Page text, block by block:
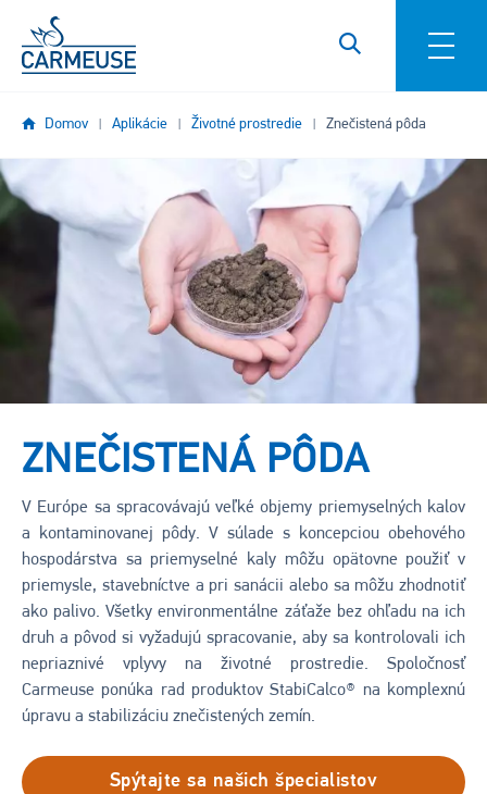
Skočiť na hlavný obsah
Domov Aplikácie Životné prostredie Znečistená pôda
ZNEČISTENÁ PÔDA
V Európe sa spracovávajú veľké objemy priemyselných kalov
a kontaminovanej pôdy. V súlade s koncepciou obehového
hospodárstva sa priemyselné kaly môžu opätovne použiť v
priemysle, stavebníctve a pri sanácii alebo sa môžu zhodnotiť
ako palivo. Všetky environmentálne záťaže bez ohľadu na ich
druh a pôvod si vyžadujú spracovanie, aby sa kontrolovali ich
nepriaznivé vplyvy na životné prostredie. Spoločnosť
Carmeuse ponúka rad produktov StabiCalco® na komplexnú
úpravu a stabilizáciu znečistených zemín.
Spýtajte sa našich špecialistov
Obrázok